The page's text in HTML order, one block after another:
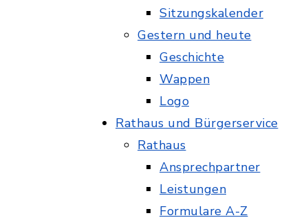
Sitzungskalender
Gestern und heute
Geschichte
Wappen
Logo
Rathaus und Bürgerservice
Rathaus
Ansprechpartner
Leistungen
Formulare A-Z